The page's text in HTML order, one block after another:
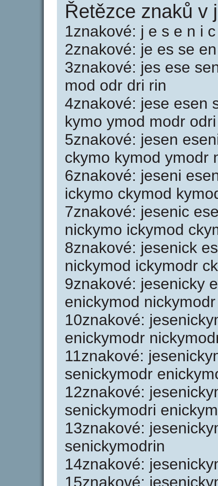
Řetězce znaků v
1znakové: j e s e n i
2znakové: je es se
3znakové: jes ese
mod odr dri rin
4znakové: jese esen
kymo ymod modr
5znakové: jesen
ckymo kymod ymodr
6znakové: jeseni
ickymo ckymod
7znakové: jesenic
nickymo ickymod
8znakové: jesenick
nickymod ickymodr
9znakové: jesenicky
enickymod
10znakové:
enickymodr
11znakové:
senickymodr
12znakové:
senickymodri
13znakové:
senickymodrin
14znakové:
15znakové: